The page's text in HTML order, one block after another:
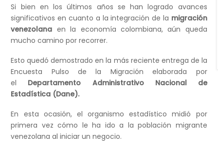
Si bien en los últimos años se han logrado avances
significativos en cuanto a la integración de la migración
venezolana en la economía colombiana, aún queda
mucho camino por recorrer.
Esto quedó demostrado en la más reciente entrega de la
Encuesta Pulso de la Migración elaborada por
el Departamento Administrativo Nacional de
Estadística (Dane).
En esta ocasión, el organismo estadístico midió por
primera vez cómo le ha ido a la población migrante
venezolana al iniciar un negocio.